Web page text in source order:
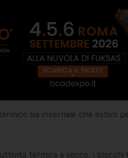
sia invernale che estivo
termica a secco, i blocchi